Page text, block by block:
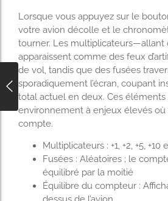
Lorsque vous appuyez sur le
votre avion décolle et le
tourner. Les multiplicateurs—allant
apparaissent comme des feux
de vol, tandis que des fusées
sporadiquement l’écran, coupant
total actuel en deux. Ces
environnement à enjeux élevés
compte.
Multiplicateurs : +1, +2, +5, +10
Fusées : Aléatoires ; le
équilibré par la moitié
Équilibre du compteur :